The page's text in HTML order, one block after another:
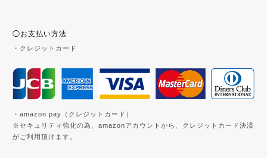
◯お支払い方法
・クレジットカード
・amazon pay（クレジットカード）
※セキュリティ強化の為、amazonアカウントから、クレジットカード決済
がご利用頂けます。